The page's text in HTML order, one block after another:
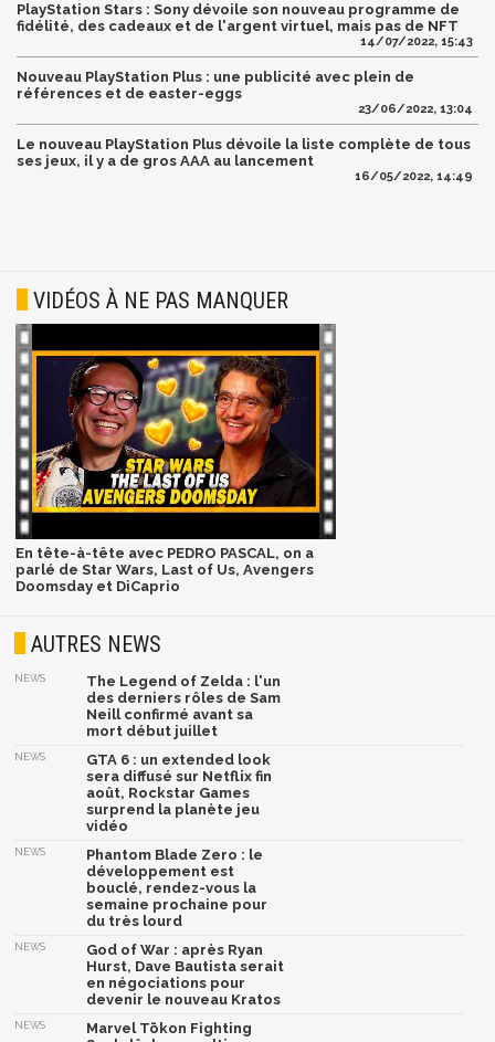
PlayStation Stars : Sony dévoile son nouveau programme de
fidélité, des cadeaux et de l'argent virtuel, mais pas de NFT
14/07/2022, 15:43
Nouveau PlayStation Plus : une publicité avec plein de
références et de easter-eggs
23/06/2022, 13:04
Le nouveau PlayStation Plus dévoile la liste complète de tous
ses jeux, il y a de gros AAA au lancement
16/05/2022, 14:49
VIDÉOS À NE PAS MANQUER
En tête-à-tête avec PEDRO PASCAL, on a
parlé de Star Wars, Last of Us, Avengers
Doomsday et DiCaprio
AUTRES NEWS
NEWS
The Legend of Zelda : l'un
des derniers rôles de Sam
Neill confirmé avant sa
mort début juillet
NEWS
GTA 6 : un extended look
sera diffusé sur Netflix fin
août, Rockstar Games
surprend la planète jeu
vidéo
NEWS
Phantom Blade Zero : le
développement est
bouclé, rendez-vous la
semaine prochaine pour
du très lourd
NEWS
God of War : après Ryan
Hurst, Dave Bautista serait
en négociations pour
devenir le nouveau Kratos
NEWS
Marvel Tōkon Fighting